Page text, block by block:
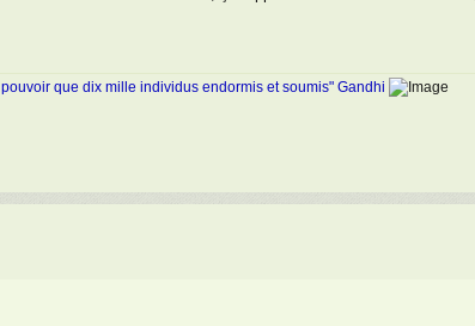
que dix mille individus endormis et soumis" Gandhi